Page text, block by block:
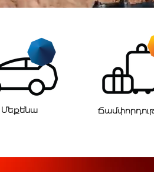
Մեքենա